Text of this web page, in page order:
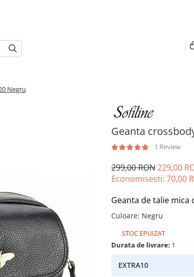
Negru
Geanta
1 Review
299,00 RON229,00
Economisesti: 70,00
Geanta de talie mica
Culoare: Negru
STOC EPUIZAT
Durata de livrare: 1
EXTRA10